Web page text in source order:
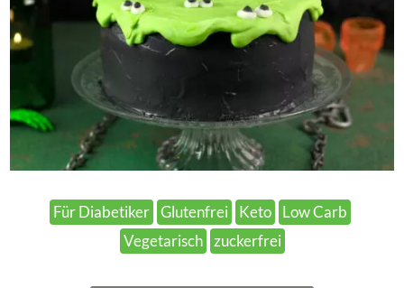
Für Diabetiker Glutenfrei Keto
Low Carb
Vegetarisch zuckerfrei